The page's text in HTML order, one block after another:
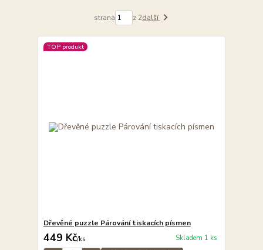
strana z 2další
TOP produkt
Dřevěné puzzle Párování tiskacích písmen
449 Kč/ks Skladem 1 ks